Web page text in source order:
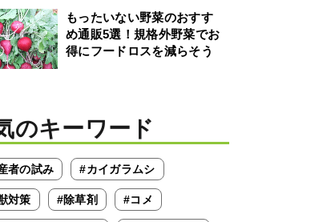
もったいない野菜のおすす
め通販5選！規格外野菜でお
得にフードロスを減らそう
のキーワード
者の試み #カイガラムシ
対策 #除草剤 #コメ